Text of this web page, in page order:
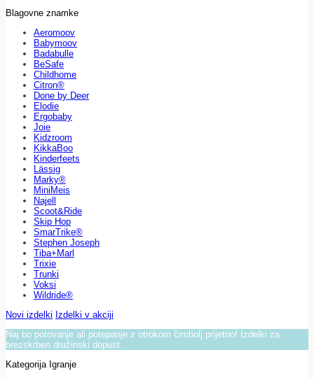
Blagovne znamke
Aeromoov
Babymoov
Badabulle
BeSafe
Childhome
Citron®
Done by Deer
Elodie
Ergobaby
Joie
Kidzroom
KikkaBoo
Kinderfeets
Lässig
Marky®
MiniMeis
Najell
Scoot&Ride
Skip Hop
SmarTrike®
Stephen Joseph
Tiba+Marl
Trixie
Trunki
Voksi
Wildride®
Novi izdelki Izdelki v akciji
Naj bo potovanje ali potepanje z otrokom čimbolj prijetno! Izdelki za
brezskrben družinski dopust.
Kategorija Igranje